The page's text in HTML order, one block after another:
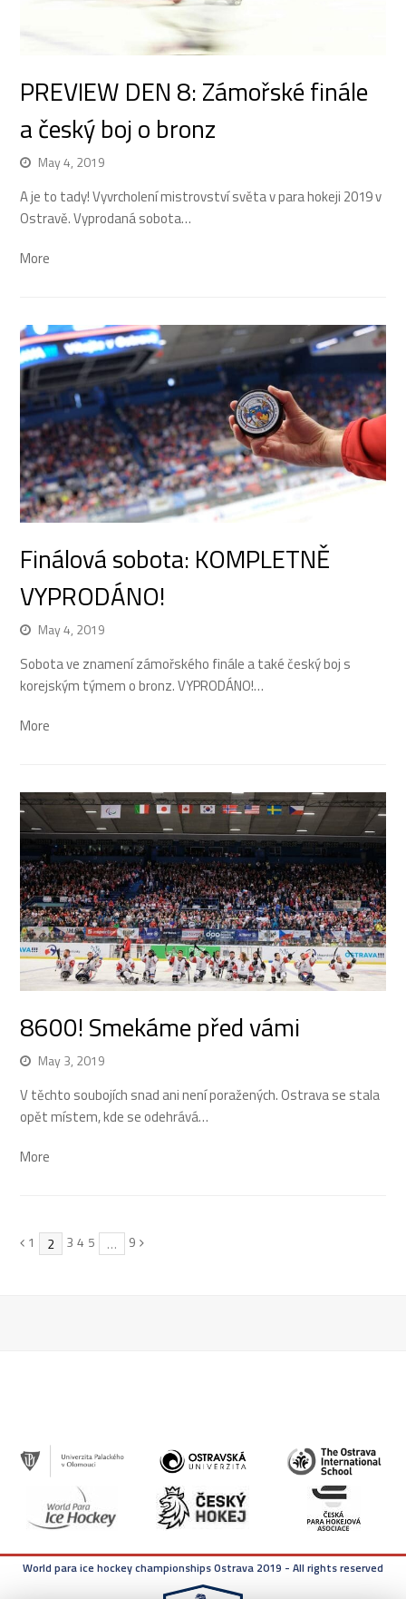
PREVIEW DEN 8: Zámořské finále
a český boj o bronz
May 4, 2019
A je to tady! Vyvrcholení mistrovství světa v para hokeji 2019 v
Ostravě. Vyprodaná sobota…
More
Finálová sobota: KOMPLETNĚ
VYPRODÁNO!
May 4, 2019
Sobota ve znamení zámořského finále a také český boj s
korejským týmem o bronz. VYPRODÁNO!…
More
8600! Smekáme před vámi
May 3, 2019
V těchto soubojích snad ani není poražených. Ostrava se stala
opět místem, kde se odehrává…
More
Previous
Page
1 Page
2 Page
3 Page
4 Page
5 … Page
9
World para ice hockey championships Ostrava 2019 - All rights reserved